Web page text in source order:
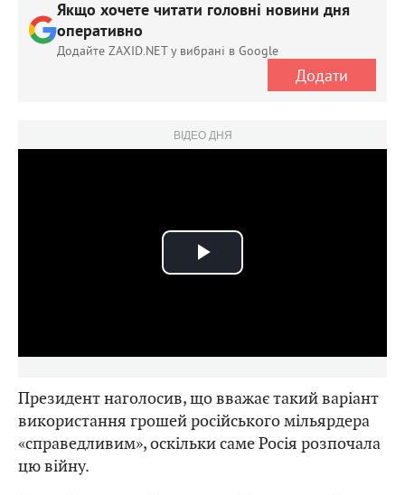
Якщо хочете читати головні новини дня
оперативно
Додайте ZAXID.NET у вибрані в Google
Додати
ВІДЕО ДНЯ
Play
Президент наголосив, що вважає такий варіант
використання грошей російського мільярдера
«справедливим», оскільки саме Росія розпочала
цю війну.